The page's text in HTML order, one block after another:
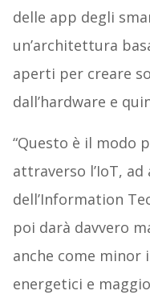
delle app degli
un’architettura
aperti per creare
dall’hardware e
“Questo è il modo
attraverso l’IoT,
dell’Information
poi darà davvero
anche come minor
energetici e